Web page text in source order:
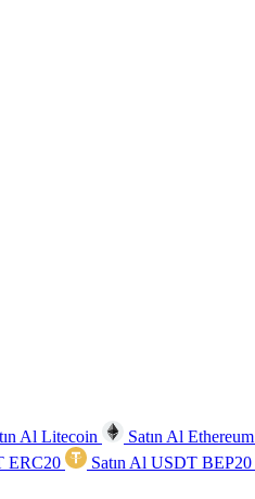
Al Litecoin Satın Al Ethereum
ERC20 Satın Al USDT BEP20